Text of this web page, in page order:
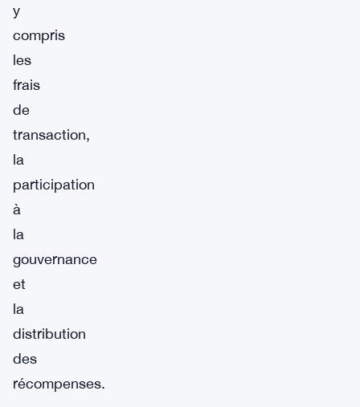
y
compris
les
frais
de
transaction,
la
participation
à
la
gouvernance
et
la
distribution
des
récompenses.